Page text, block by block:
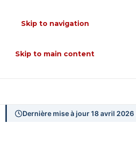
Skip to navigation
Skip to main content
Dernière mise à jour 18 avril 2026